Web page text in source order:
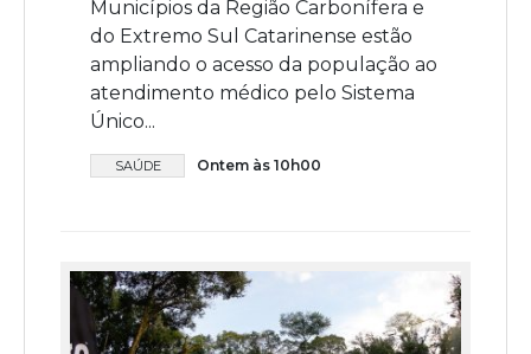
Municípios da Região Carbonífera e
do Extremo Sul Catarinense estão
ampliando o acesso da população ao
atendimento médico pelo Sistema
Único...
SAÚDE Ontem às 10h00